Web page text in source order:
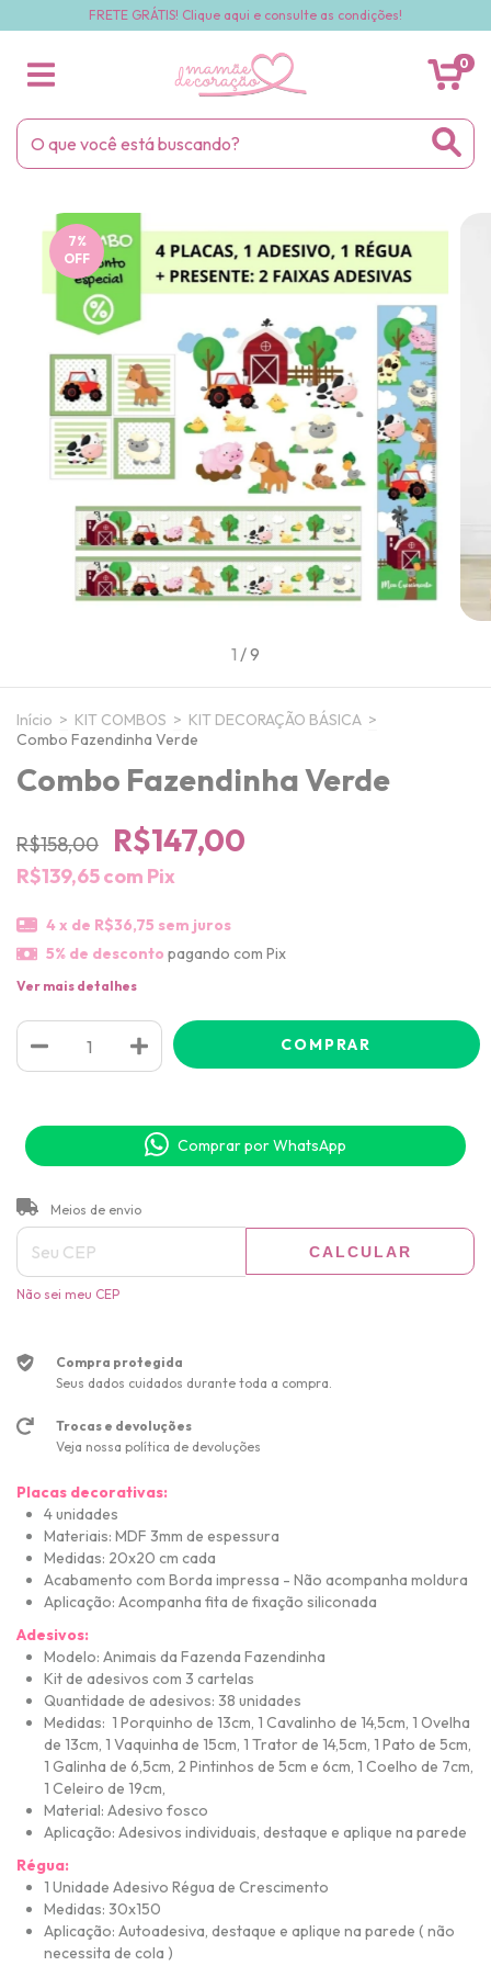
FRETE GRÁTIS! Clique aqui e consulte as condições!
0
7%
OFF
1 /9
Início > KIT COMBOS > KIT DECORAÇÃO BÁSICA >
Combo Fazendinha Verde
Combo Fazendinha Verde
R$158,00 R$147,00
R$139,65com Pix
4x de R$36,75 sem juros
5% de desconto pagando com Pix
Ver mais detalhes
Comprar por WhatsApp
Entregas para o CEP:
Meios de envio
CALCULAR
Não sei meu CEP
Compra protegida
Seus dados cuidados durante toda a compra.
Trocas e devoluções
Veja nossa política de devoluções
Placas decorativas:
4 unidades
Materiais: MDF 3mm de espessura
Medidas: 20x20 cm cada
Acabamento com Borda impressa - Não acompanha moldura
Aplicação: Acompanha fita de fixação siliconada
Adesivos:
Modelo: Animais da Fazenda Fazendinha
Kit de adesivos com 3 cartelas
Quantidade de adesivos: 38 unidades
Medidas: 1 Porquinho de 13cm, 1 Cavalinho de 14,5cm, 1 Ovelha
de 13cm, 1 Vaquinha de 15cm, 1 Trator de 14,5cm, 1 Pato de 5cm,
1 Galinha de 6,5cm, 2 Pintinhos de 5cm e 6cm, 1 Coelho de 7cm,
1 Celeiro de 19cm,
Material: Adesivo fosco
Aplicação: Adesivos individuais, destaque e aplique na parede
Régua:
1 Unidade Adesivo Régua de Crescimento
Medidas: 30x150
Aplicação: Autoadesiva, destaque e aplique na parede ( não
necessita de cola )